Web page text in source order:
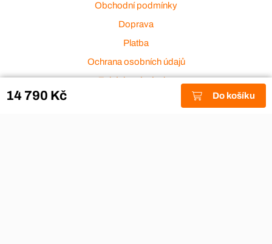
14 790 Kč Do košíku
Obchodní podmínky
Doprava
Platba
Ochrana osobních údajů
Zakázková výroba